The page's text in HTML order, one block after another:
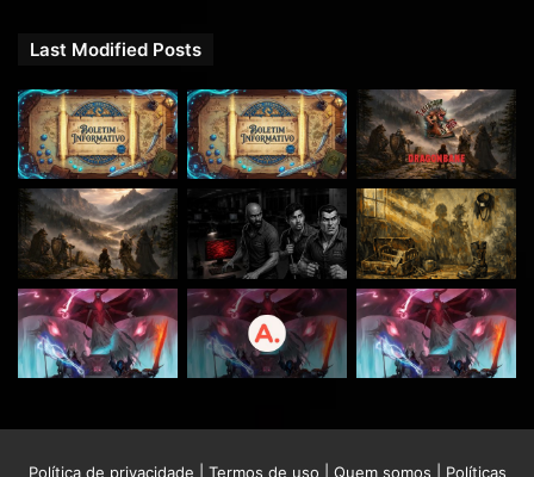
Last Modified Posts
Política de privacidade Termos de uso Quem somos Políticas